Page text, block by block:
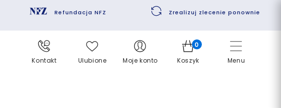
Refundacja NFZ Zrealizuj zlecenie ponownie
Menu
Kontakt Ulubione Moje konto
0
Koszyk